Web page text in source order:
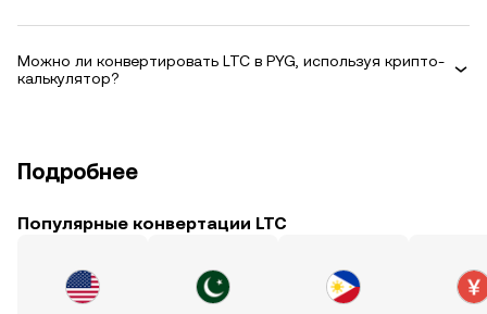
Можно ли конвертировать LTC в PYG, используя крипто-
калькулятор?
Подробнее
Популярные конвертации LTC